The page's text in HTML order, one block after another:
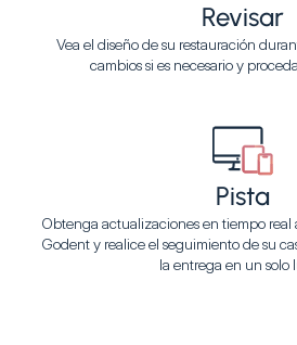
Revisar
Vea el diseño de su restauración
cambios si es necesario y
Pista
Obtenga actualizaciones en tiempo real
Godent y realice el seguimiento de su
la entrega en un solo